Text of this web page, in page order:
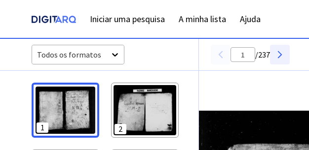
Iniciar uma pesquisa A minha lista Ajuda
Todos os formatos
1 2
/237